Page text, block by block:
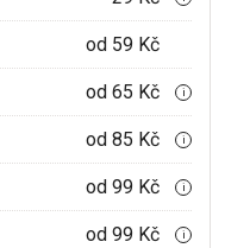
od 59 Kč
od 65 Kč i
od 85 Kč i
od 99 Kč i
od 99 Kč i